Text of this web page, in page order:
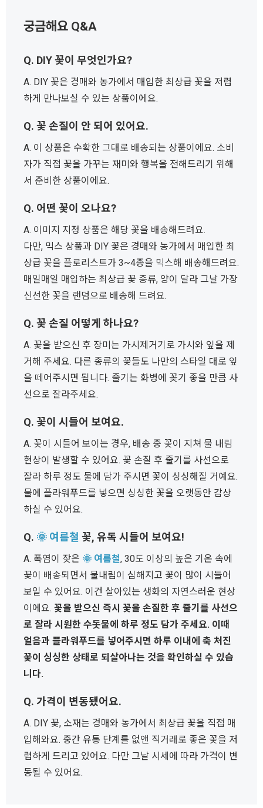
궁금해요 Q&A
Q. DIY 꽃이 무엇인가요?
A. DIY 꽃은 경매와 농가에서 매입한 최상급 꽃을 저렴
하게 만나보실 수 있는 상품이에요.
Q. 꽃 손질이 안 되어 있어요.
A. 이 상품은 수확한 그대로 배송되는 상품이에요. 소비
자가 직접 꽃을 가꾸는 재미와 행복을 전해드리기 위해
서 준비한 상품이에요.
Q. 어떤 꽃이 오나요?
A. 이미지 지정 상품은 해당 꽃을 배송해드려요.
다만, 믹스 상품과 DIY 꽃은 경매와 농가에서 매입한 최
상급 꽃을 플로리스트가 3~4종을 믹스해 배송해드려요.
매일매일 매입하는 최상급 꽃 종류, 양이 달라 그날 가장
신선한 꽃을 랜덤으로 배송해 드려요.
Q. 꽃 손질 어떻게 하나요?
A. 꽃을 받으신 후 장미는 가시제거기로 가시와 잎을 제
거해 주세요. 다른 종류의 꽃들도 나만의 스타일 대로 잎
을 떼어주시면 됩니다. 줄기는 화병에 꽂기 좋을 만큼 사
선으로 잘라주세요.
Q. 꽃이 시들어 보여요.
A. 꽃이 시들어 보이는 경우, 배송 중 꽃이 지쳐 물 내림
현상이 발생할 수 있어요. 꽃 손질 후 줄기를 사선으로
잘라 하루 정도 물에 담가 주시면 꽃이 싱싱해질 거예요.
물에 플라워푸드를 넣으면 싱싱한 꽃을 오랫동안 감상
하실 수 있어요.
Q. 🌞 여름철 꽃, 유독 시들어 보여요!
A. 폭염이 잦은 🌞 여름철, 30도 이상의 높은 기온 속에
꽃이 배송되면서 물내림이 심해지고 꽃이 많이 시들어
보일 수 있어요. 이건 살아있는 생화의 자연스러운 현상
이에요. 꽃을 받으신 즉시 꽃을 손질한 후 줄기를 사선으
로 잘라 시원한 수돗물에 하루 정도 담가 주세요. 이때
얼음과 플라워푸드를 넣어주시면 하루 이내에 축 처진
꽃이 싱싱한 상태로 되살아나는 것을 확인하실 수 있습
니다.
Q. 가격이 변동됐어요.
A. DIY 꽃, 소재는 경매와 농가에서 최상급 꽃을 직접 매
입해와요. 중간 유통 단계를 없앤 직거래로 좋은 꽃을 저
렴하게 드리고 있어요. 다만 그날 시세에 따라 가격이 변
동될 수 있어요.